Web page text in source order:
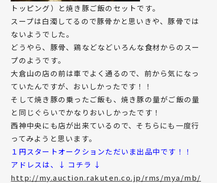
トッピング）と焼き豚ご飯のセットです。
スープは白濁してるので豚骨かと思いきや、豚骨では
ないようでした。
どうやら、豚骨、鶏などなどいろんな食材からのスー
プのようです。
大倉山の店の前は車でよく通るので、前から気になっ
ていたんですが、おいしかったです！！
そして焼き豚の乗ったご飯も、焼き豚の量がご飯の量
と同じぐらいでかなりおいしかったです！
西神中央にも店が出来ているので、そちらにも一度行
ってみようと思います。
１円スタートオークションただいま出品中です！！
アドレスは、↓ コチラ ↓
http://my.auction.rakuten.co.jp/rms/mya/mb/